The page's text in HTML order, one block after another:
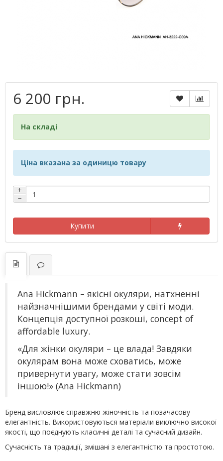
6 200 грн.
На складі
Ціна вказана за одиницю товару
+
−
Купити
Ana Hickmann – якісні окуляри, натхненні
найзначнішими брендами у світі моди.
Концепція доступної розкоші, concept of
affordable luxury.
«Для жінки окуляри – це влада! Завдяки
окулярам вона може сховатись, може
привернути увагу, може стати зовсім
іншою!» (Ana Hickmann)
Бренд висловлює справжню жіночність та позачасову
елегантність. Використовуються матеріали виключно високої
якості, що поєднують класичні деталі та сучасний дизайн.
Сучасність та традиції, змішані з елегантністю та простотою.